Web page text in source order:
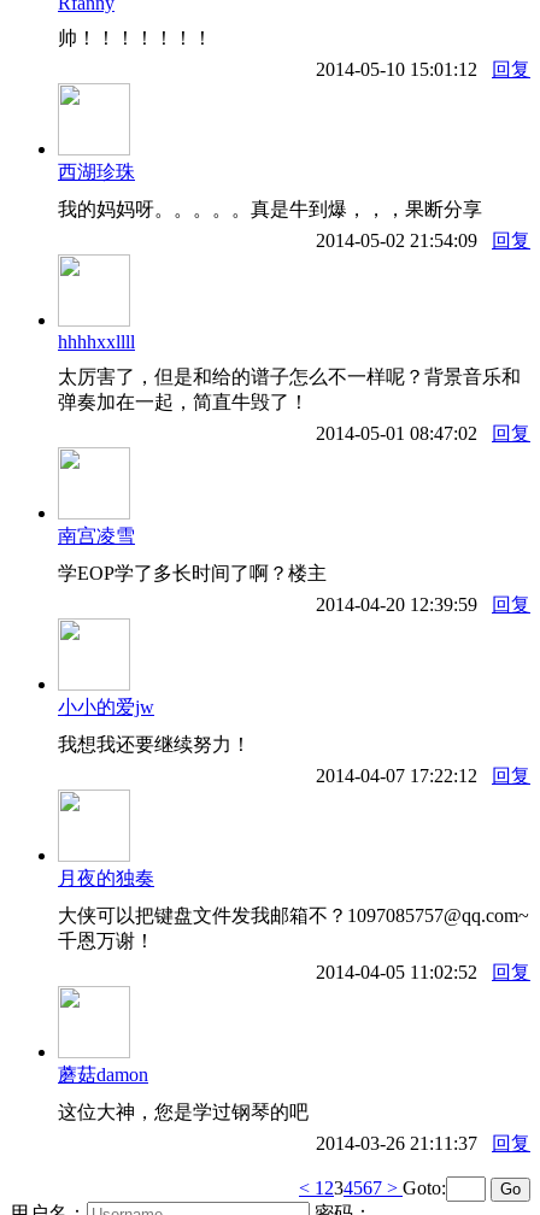
帅！！！！！！！
2014-05-10 15:01:12
回复
西湖珍珠
我的妈妈呀。。。。。真是牛到爆，，，果断分享
2014-05-02 21:54:09
回复
hhhhxxllll
太厉害了，但是和给的谱子怎么不一样呢？背景音乐和
弹奏加在一起，简直牛毁了！
2014-05-01 08:47:02
回复
南宫凌雪
学EOP学了多长时间了啊？楼主
2014-04-20 12:39:59
回复
小小的爱jw
我想我还要继续努力！
2014-04-07 17:22:12
回复
月夜的独奏
大侠可以把键盘文件发我邮箱不？1097085757@qq.com~
千恩万谢！
2014-04-05 11:02:52
回复
蘑菇damon
这位大神，您是学过钢琴的吧
2014-03-26 21:11:37
回复
< 1 234567 > Goto: